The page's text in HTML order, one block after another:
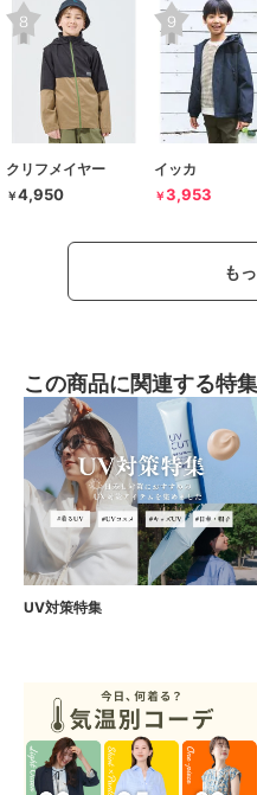
クリフメイヤー
￥4,950
イッカ
￥3,953
も
この商品に関連する特集
UV対策特集